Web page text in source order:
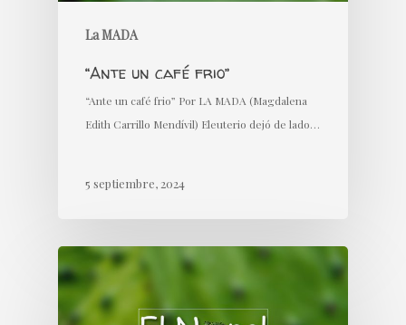
La MADA
“Ante un café frio”
“Ante un café frio” Por LA MADA (Magdalena
Edith Carrillo Mendívil) Eleuterio dejó de lado…
5 septiembre, 2024